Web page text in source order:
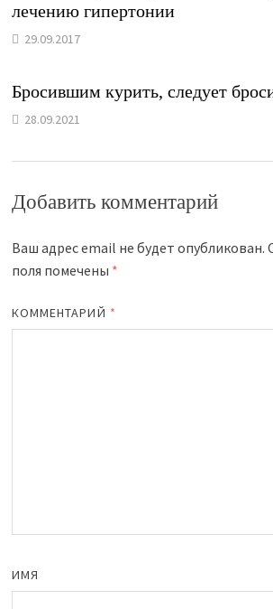
лечению гипертонии
29.09.2017
Бросившим курить, следует
28.09.2021
Добавить комментарий
Ваш адрес email не будет опубликован.
поля помечены *
КОММЕНТАРИЙ *
ИМЯ